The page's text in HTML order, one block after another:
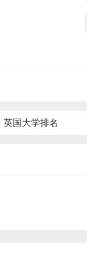
英国大学排名